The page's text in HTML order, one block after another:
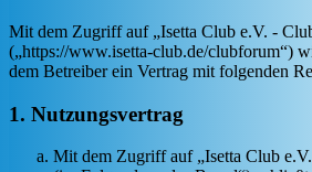
Mit dem Zugriff auf „Isetta Club e.V. -
(„https://www.isetta-club.de/clubforum“)
dem Betreiber ein Vertrag mit folgenden
1. Nutzungsvertrag
Mit dem Zugriff auf „Isetta Club